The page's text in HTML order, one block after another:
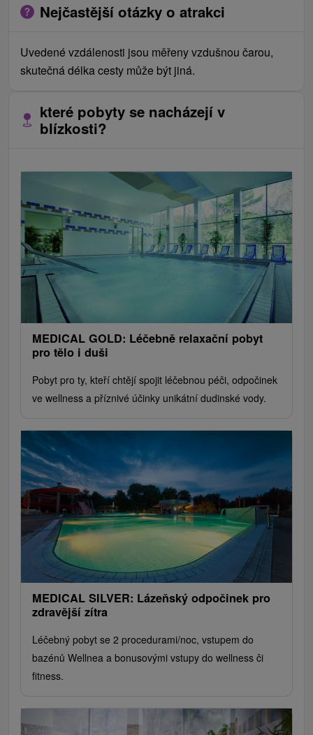
Nejčastější otázky o atrakci
Uvedené vzdálenosti jsou měřeny vzdušnou čarou,
skutečná délka cesty může být jiná.
které pobyty se nacházejí v
blízkosti?
MEDICAL GOLD: Léčebně relaxační pobyt
pro tělo i duši
Pobyt pro ty, kteří chtějí spojit léčebnou péči, odpočinek
ve wellness a příznivé účinky unikátní dudinské vody.
MEDICAL SILVER: Lázeňský odpočinek pro
zdravější zítra
Léčebný pobyt se 2 procedurami/noc, vstupem do
bazénů Wellnea a bonusovými vstupy do wellness či
fitness.